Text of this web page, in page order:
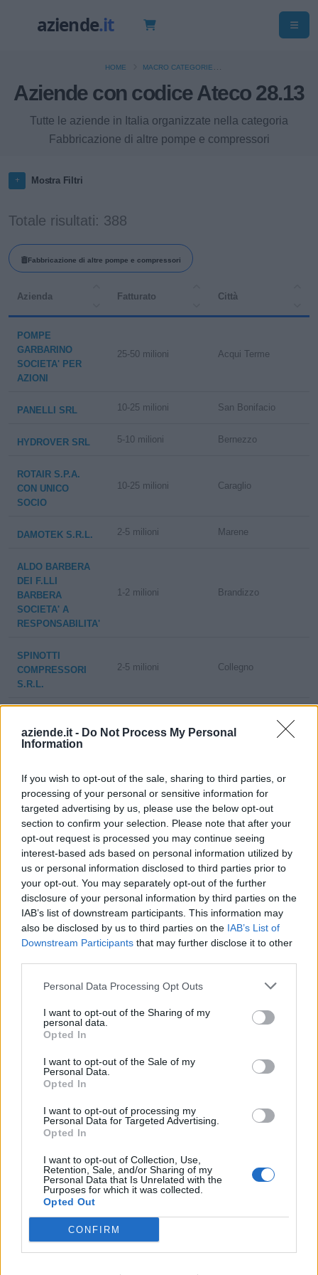
aziende.it - Do Not Process My Personal
Information
If you wish to opt-out of the sale, sharing to third parties, or
processing of your personal or sensitive information for
targeted advertising by us, please use the below opt-out
section to confirm your selection. Please note that after your
opt-out request is processed you may continue seeing
interest-based ads based on personal information utilized by
us or personal information disclosed to third parties prior to
your opt-out. You may separately opt-out of the further
disclosure of your personal information by third parties on the
IAB’s list of downstream participants. This information may
also be disclosed by us to third parties on the IAB’s List of
Downstream Participants that may further disclose it to other
Personal Data Processing Opt Outs
I want to opt-out of the Sharing of my
personal data.
Opted In
I want to opt-out of the Sale of my
Personal Data.
Opted In
I want to opt-out of processing my
Personal Data for Targeted Advertising.
Opted In
I want to opt-out of Collection, Use,
Retention, Sale, and/or Sharing of my
Personal Data that Is Unrelated with the
Purposes for which it was collected.
Opted Out
CONFIRM
Aziende con codice Ateco 28.13
Tutte le aziende in Italia organizzate nella categoria
Fabbricazione di altre pompe e compressori
HOME MACRO CATEGORIE
FABBRICAZIONE DI MACCHINARI ED APPARECCHIATURE NCA
Mostra Filtri
Totale risultati: 388
Fabbricazione di altre pompe e compressori
Azienda Fatturato Città
POMPE
GARBARINO
SOCIETA' PER
AZIONI
25-50 milioni Acqui Terme
PANELLI SRL 10-25 milioni San Bonifacio
HYDROVER SRL 5-10 milioni Bernezzo
ROTAIR S.P.A.
CON UNICO
SOCIO
10-25 milioni Caraglio
DAMOTEK S.R.L. 2-5 milioni Marene
ALDO BARBERA
DEI F.LLI
BARBERA
SOCIETA' A
RESPONSABILITA'
1-2 milioni Brandizzo
SPINOTTI
COMPRESSORI
S.R.L.
2-5 milioni Collegno
C.R.C. CENTRO
COMPRESSORI DI
DANILO
SPAGNUOLO
non pervenuto Nichelino
CHIERI ITALIA
S.R.L.
0-1 milioni Milano
PNEUMOFORE
SPA
10-25 milioni Rivoli
FNA S.P.A. 100-500 milioni Robassomero
ABAC ARIA
BIASETTON
OLEODINAMICA -
DOTT.ING.MARIO
OFFICINA
COZZANI SRL
SINERGO
SERVICE S.R.L.
1-2 milioni
MICROTEM SRL 2-5 milioni
2-5 milioni